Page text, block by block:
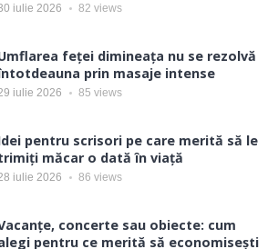
iulie 2026 82 views
feței dimineața nu se rezolvă
prin masaje intense
iulie 2026 85 views
pentru scrisori pe care merită să le
măcar o dată în viață
iulie 2026 86 views
concerte sau obiecte: cum
pentru ce merită să economisești